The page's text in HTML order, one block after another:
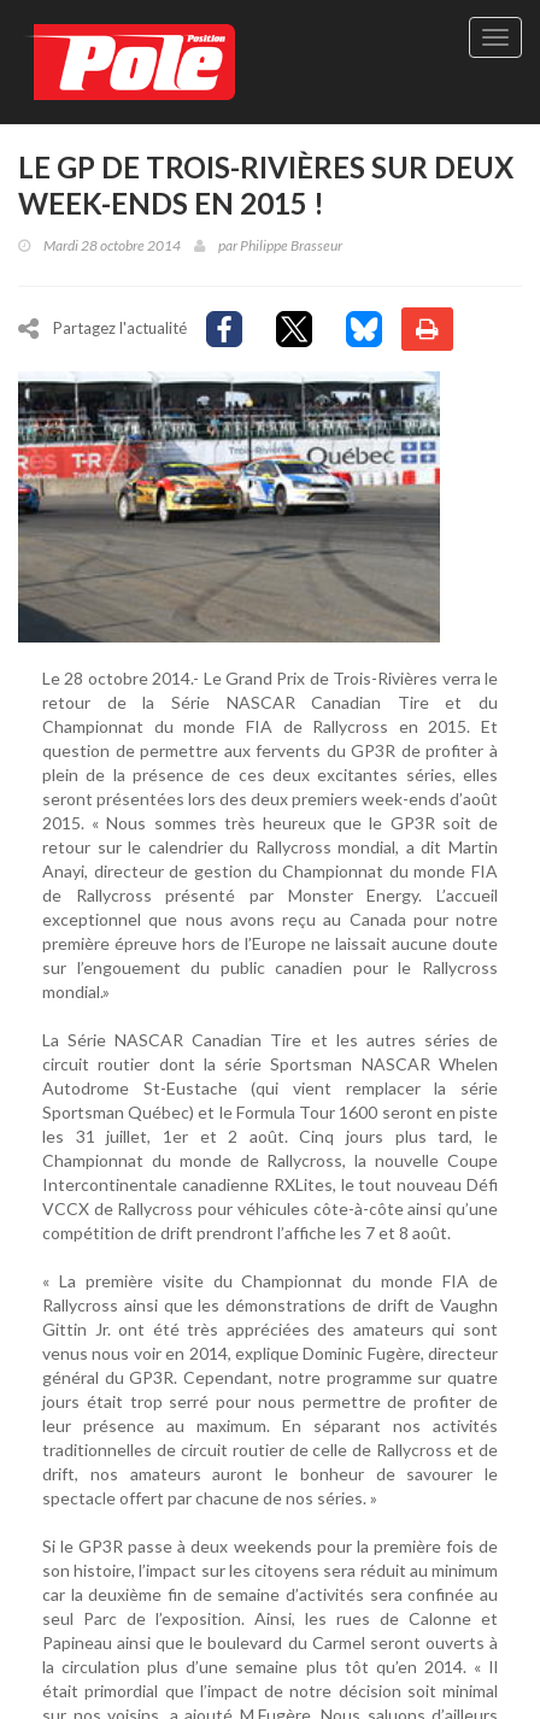
Site
-
LE GP DE TROIS-RIVIÈRES SUR DEUX
WEEK-ENDS EN 2015 !
Mardi 28 octobre 2014 parPhilippe Brasseur
Partagez l'actualité
Le 28 octobre 2014.- Le Grand Prix de Trois-Rivières verra le
retour de la Série NASCAR Canadian Tire et du
Championnat du monde FIA de Rallycross en 2015. Et
question de permettre aux fervents du GP3R de profiter à
plein de la présence de ces deux excitantes séries, elles
seront présentées lors des deux premiers week-ends d’août
2015. « Nous sommes très heureux que le GP3R soit de
retour sur le calendrier du Rallycross mondial, a dit Martin
Anayi, directeur de gestion du Championnat du monde FIA
de Rallycross présenté par Monster Energy. L’accueil
exceptionnel que nous avons reçu au Canada pour notre
première épreuve hors de l’Europe ne laissait aucune doute
sur l’engouement du public canadien pour le Rallycross
mondial.»
La Série NASCAR Canadian Tire et les autres séries de
circuit routier dont la série Sportsman NASCAR Whelen
Autodrome St-Eustache (qui vient remplacer la série
Sportsman Québec) et le Formula Tour 1600 seront en piste
les 31 juillet, 1er et 2 août. Cinq jours plus tard, le
Championnat du monde de Rallycross, la nouvelle Coupe
Intercontinentale canadienne RXLites, le tout nouveau Défi
VCCX de Rallycross pour véhicules côte-à-côte ainsi qu’une
compétition de drift prendront l’affiche les 7 et 8 août.
« La première visite du Championnat du monde FIA de
Rallycross ainsi que les démonstrations de drift de Vaughn
Gittin Jr. ont été très appréciées des amateurs qui sont
venus nous voir en 2014, explique Dominic Fugère, directeur
général du GP3R. Cependant, notre programme sur quatre
jours était trop serré pour nous permettre de profiter de
leur présence au maximum. En séparant nos activités
traditionnelles de circuit routier de celle de Rallycross et de
drift, nos amateurs auront le bonheur de savourer le
spectacle offert par chacune de nos séries. »
Si le GP3R passe à deux weekends pour la première fois de
son histoire, l’impact sur les citoyens sera réduit au minimum
car la deuxième fin de semaine d’activités sera confinée au
seul Parc de l’exposition. Ainsi, les rues de Calonne et
Papineau ainsi que le boulevard du Carmel seront ouverts à
la circulation plus d’une semaine plus tôt qu’en 2014. « Il
était primordial que l’impact de notre décision soit minimal